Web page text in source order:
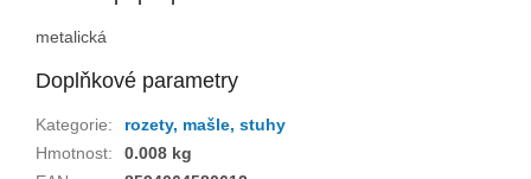
metalická
Doplňkové parametry
Kategorie:
rozety, mašle, stuhy
Hmotnost:
0.008 kg